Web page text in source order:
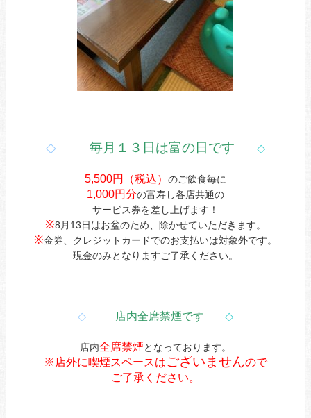
◇ 毎月１３日は富の日です ◇
5,500円（税込） のご飲食毎に
1,000円分の富寿し各店共通の
サービス券を差し上げます！
※8月13日はお盆のため、除かせていただきます。
※金券、クレジットカードでのお支払いは対象外です。
現金のみとなりますご了承ください。
◇ 店内全席禁煙です ◇
店内全席禁煙となっております。
※店外に喫煙スペースはございませんので
ご了承ください。